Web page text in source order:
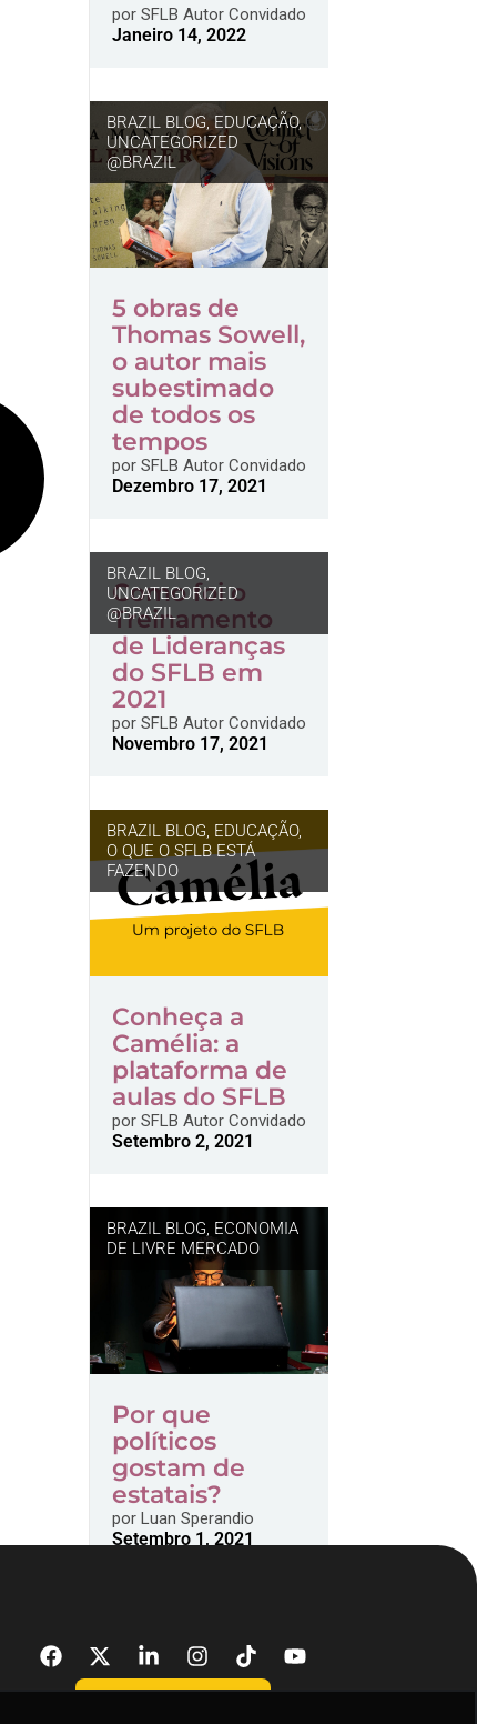
porSFLB Autor Convidado
Janeiro 14, 2022
BRAZIL BLOG,EDUCAÇÃO,
UNCATEGORIZED
@BRAZIL
5 obras de
Thomas Sowell,
o autor mais
subestimado
de todos os
tempos
porSFLB Autor Convidado
Dezembro 17, 2021
BRAZIL BLOG,
UNCATEGORIZED
@BRAZIL
Como foi o
Treinamento
de Lideranças
do SFLB em
2021
porSFLB Autor Convidado
Novembro 17, 2021
BRAZIL BLOG, EDUCAÇÃO,
O QUE O SFLB ESTÁ
FAZENDO
Conheça a
Camélia: a
plataforma de
aulas do SFLB
porSFLB Autor Convidado
Setembro 2, 2021
BRAZIL BLOG, ECONOMIA
DE LIVRE MERCADO
Por que
políticos
gostam de
estatais?
porLuan Sperandio
Setembro 1, 2021